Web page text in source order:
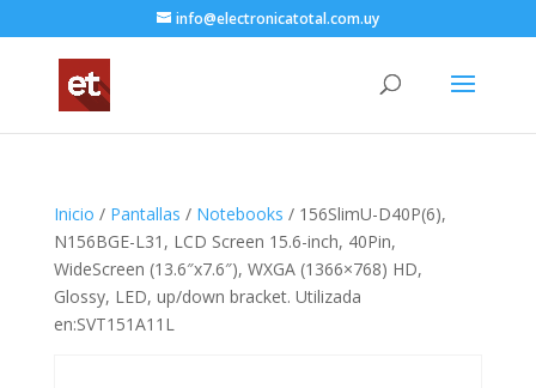
info@electronicatotal.com.uy
Inicio / Pantallas / Notebooks / 156SlimU-D40P(6),
N156BGE-L31, LCD Screen 15.6-inch, 40Pin,
WideScreen (13.6″x7.6″), WXGA (1366×768) HD,
Glossy, LED, up/down bracket. Utilizada
en:SVT151A11L